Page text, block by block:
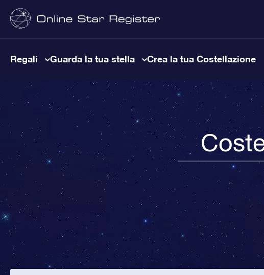
Regali Guarda la tua stella Crea la tua Costellazione